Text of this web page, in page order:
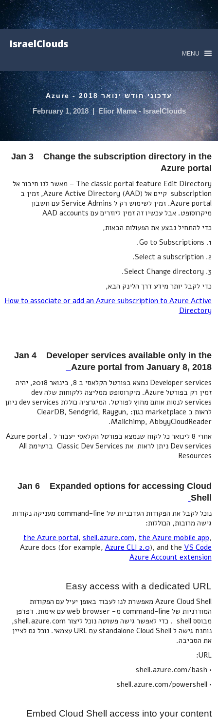
IsraelClouds
MENU
עדכוני חודש ינואר 2018 - Azure
Elior Mama - IsraelClouds
|
February 1, 2018
Jan 3 Change the subscription directory in the
Azure portal
The classic portal feature Edit Directory – מאשר לנו חיבור אל
subscription קיים אל (Azure Active Directory (AAD, זמין ב
Azure portal. זמין לשימוש רק ל Service Admins עם חשבון
מיקרוסופט. אבל עכשיו זה זמין ליוזרים עם AAD accounts
כדי להתחיל נבצע את הפעולות הבאות,
‍1. Go to Subscriptions.
2. Select a subscription.
3. Select Change directory.
כדי לקבל יותר מידע דרך הלינק הבא,
How to associate or add an Azure subscription to Azure Active
Directory
Jan 4 Developer services available only in the
Azure portal from January 8, 2018
Developer services נמצא בפורטל הקלאסי ב 8, בינואר 2018, יהיה
זמין רק בפורטל Azure. מיקרוסופט ממליצה ללקוחות שלה dev
services לנסות אותם מחוץ לפורטל. המיגרציה כוללת dev services ניתן
לראות ב marketplace כגון: ClearDB, Sendgrid, Raygun,
Mailchimp, AbbyyCloudReader.
אחרי 8 לינואר כל לקוח שנמצא בפורטל הקלאסי יעבור ל Azure portal .
Dev services ניתן לראות את Classic Dev Services ברשימת All
Resources
Jan 6 Expanded options for accessing Cloud
Shell
‍נוכל לקבל את הפקודות העדכניות של command-line מעניקה נקודות
גישה מרובות, הכוללות:
the Azure portal, shell.azure.com, the Azure mobile app,
Azure docs (for example, Azure CLI 2.0), and the VS Code
Azure Account extension
Easy access with a dedicated URL
Azure Cloud Shell מאפשרת לנו לעבוד באופן יעיל עם הפקודות
המודרניות של command-line מ- web browser עם אימות. דפדפן
מבוסס shell . כדי לאפשר גישה פשוטה נוכל ליצור shell.azure.com,
נותנת גישה ל standalone Cloud Shell עם URL עצמאי. נוכל גם לציין
את הסביבה.
URL:
• shell.azure.com/bash
• shell.azure.com/powershell
Embed Cloud Shell access into your content